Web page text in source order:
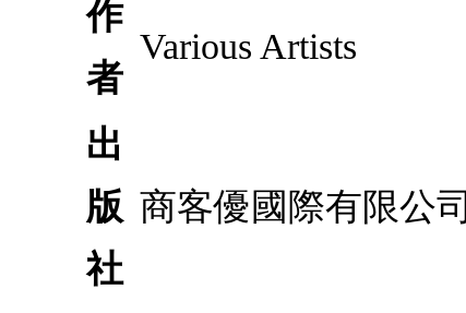
作
者
Various Artists
出
版
社
商客優國際有限公司